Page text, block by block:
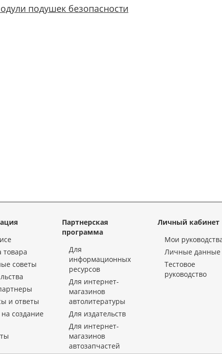
подушек безопасности
товара
советы
и ответы
создание
Партнерская
программа
Для
информационных
ресурсов
Для интернет-
магазинов
автолитературы
Для издательств
Для интернет-
магазинов
автозапчастей
Личный кабинет
Мои
Личные данные
Тестовое
руководство